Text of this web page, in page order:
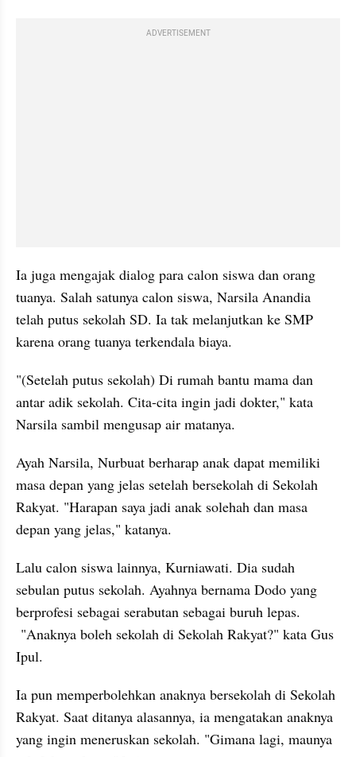
ADVERTISEMENT
Ia juga mengajak dialog para calon siswa dan orang
tuanya. Salah satunya calon siswa, Narsila Anandia
telah putus sekolah SD. Ia tak melanjutkan ke SMP
karena orang tuanya terkendala biaya.
"(Setelah putus sekolah) Di rumah bantu mama dan
antar adik sekolah. Cita-cita ingin jadi dokter," kata
Narsila sambil mengusap air matanya.
Ayah Narsila, Nurbuat berharap anak dapat memiliki
masa depan yang jelas setelah bersekolah di Sekolah
Rakyat. "Harapan saya jadi anak solehah dan masa
depan yang jelas," katanya.
Lalu calon siswa lainnya, Kurniawati. Dia sudah
sebulan putus sekolah. Ayahnya bernama Dodo yang
berprofesi sebagai serabutan sebagai buruh lepas.
"Anaknya boleh sekolah di Sekolah Rakyat?" kata Gus
Ipul.
Ia pun memperbolehkan anaknya bersekolah di Sekolah
Rakyat. Saat ditanya alasannya, ia mengatakan anaknya
yang ingin meneruskan sekolah. "Gimana lagi, maunya